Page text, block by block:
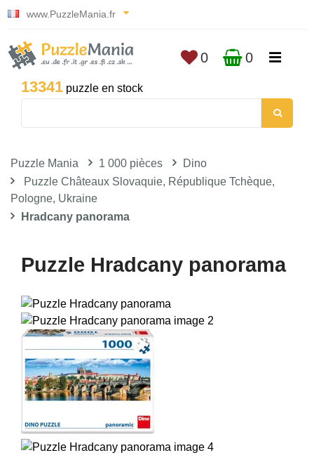
www.PuzzleMania.fr
13341 puzzle en stock
0 0
Puzzle Mania 1 000 pièces
Dino
Puzzle Châteaux Slovaquie, République Tchèque,
Pologne, Ukraine
Hradcany panorama
Puzzle Hradcany panorama